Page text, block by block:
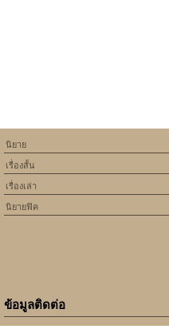
นิยาย
เรื่องสั้น
เรื่องเล่า
นิยายฟิค
ข้อมูลติดต่อ